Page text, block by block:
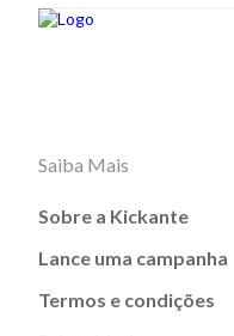
Saiba Mais
Sobre a Kickante
Lance uma campanha
Termos e condições